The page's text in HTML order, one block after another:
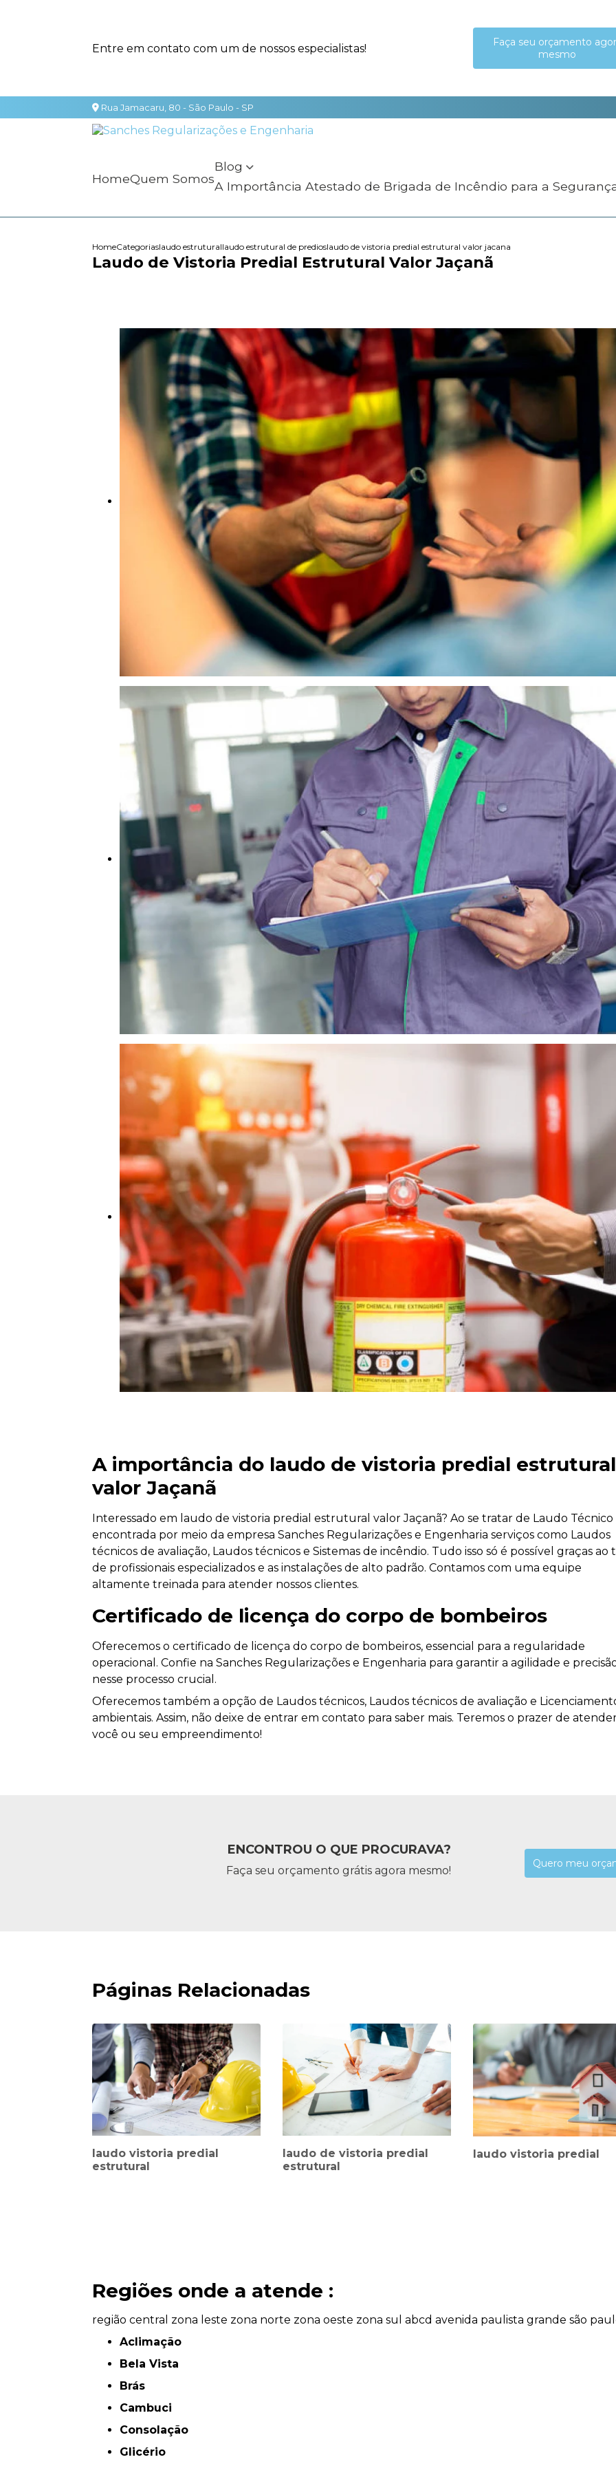
Entre em contato com um de nossos especialistas!
Faça seu orçamento
mesmo
Rua Jamacaru, 80 - São Paulo - SP
Home Quem Somos
Blog
A Importância Atestado de Brigada de Incêndio para a
HomeCategoriaslaudo estruturallaudo estrutural de predioslaudo de vistoria predial estrutural valor jacana
Laudo de Vistoria Predial Estrutural Valor Jaçanã
A importância do laudo de vistoria predial estrutural
valor Jaçanã
Interessado em laudo de vistoria predial estrutural valor Jaçanã? Ao se tratar de Laudo Técnico
encontrada por meio da empresa Sanches Regularizações e Engenharia serviços como Laudos
técnicos de avaliação, Laudos técnicos e Sistemas de incêndio. Tudo isso só é possível graças ao
de profissionais especializados e as instalações de alto padrão. Contamos com uma equipe
altamente treinada para atender nossos clientes.
Certificado de licença do corpo de bombeiros
Oferecemos o certificado de licença do corpo de bombeiros, essencial para a regularidade
operacional. Confie na Sanches Regularizações e Engenharia para garantir a agilidade e
nesse processo crucial.
Oferecemos também a opção de Laudos técnicos, Laudos técnicos de avaliação e
ambientais. Assim, não deixe de entrar em contato para saber mais. Teremos o prazer de
você ou seu empreendimento!
ENCONTROU O QUE PROCURAVA?
Faça seu orçamento grátis agora mesmo!
Quero meu
Páginas Relacionadas
laudo vistoria predial
estrutural
laudo de vistoria predial
estrutural
laudo vistoria predial
Regiões onde a atende :
região central zona leste zona norte zona oeste zona sul abcd avenida paulista grande são
Aclimação
Bela Vista
Brás
Cambuci
Consolação
Glicério